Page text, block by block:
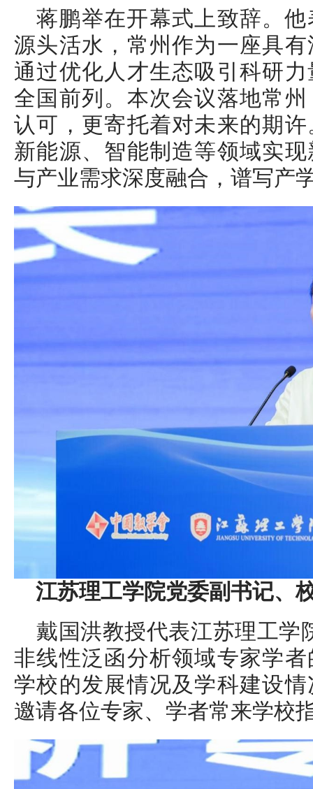
蒋鹏举在开幕式上致辞。
源头活水，常州作为一座具
通过优化人才生态吸引科研
全国前列。本次会议落地常
认可，更寄托着对未来的期
新能源、智能制造等领域实
与产业需求深度融合，谱写产
江苏理工学院党委副书记、
戴国洪教授代表江苏理工学
非线性泛函分析领域专家学
学校的发展情况及学科建设
邀请各位专家、学者常来学校